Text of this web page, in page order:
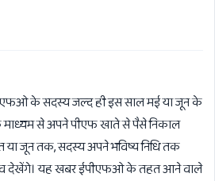
के सदस्य जल्द ही इस साल मई या जून के
से अपने पीएफ खाते से पैसे निकाल
जून तक, सदस्य अपने भविष्य निधि तक
देखेंगे। यह खबर ईपीएफओ के तहत आने वाले